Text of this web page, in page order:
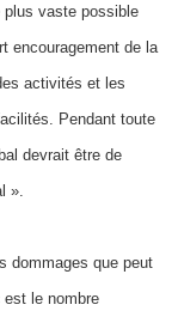
plus vaste possible
encouragement de la
activités et les
Pendant toute
devrait être de
».
dommages que peut
est le nombre